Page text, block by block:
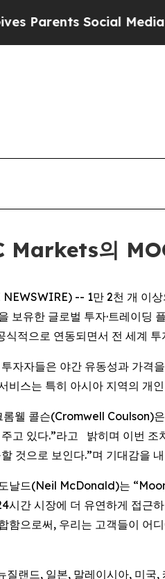
Social Media
의
-- 1만 2천 개 이
보유한 글로벌 투자·트레이
적으로 연동되면서 전 세계
자자들은 야간 유동성과 가격
비스는 특히 아시아 지역의 개
웰 콜슨(Cromwell Coulson)
고 있다.”라고 밝히며 이번
것으로 보인다.”며 기대감을
날드(Neil McDonald)는
시간 시장에 더 유연하게 접근
함으로써, 우리는 고객들이 어
질랜드, 일본, 말레이시아, 미